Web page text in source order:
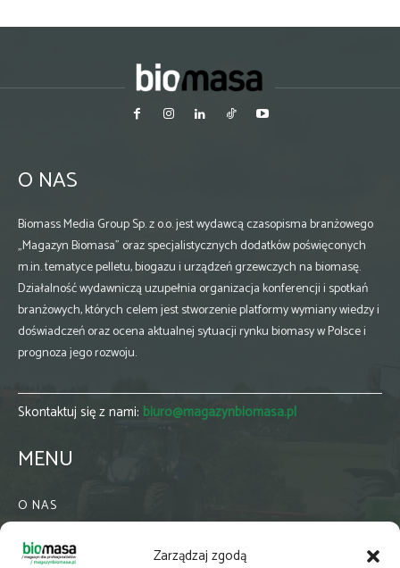
Zarządzaj zgodą
O NAS
Biomass Media Group Sp. z o.o. jest wydawcą czasopisma branżowego
„Magazyn Biomasa” oraz specjalistycznych dodatków poświęconych
m.in. tematyce pelletu, biogazu i urządzeń grzewczych na biomasę.
Działalność wydawniczą uzupełnia organizacja konferencji i spotkań
branżowych, których celem jest stworzenie platformy wymiany wiedzy i
doświadczeń oraz ocena aktualnej sytuacji rynku biomasy w Polsce i
prognoza jego rozwoju.
Skontaktuj się z nami: biuro@magazynbiomasa.pl
MENU
O NAS
WSPÓŁPRACA